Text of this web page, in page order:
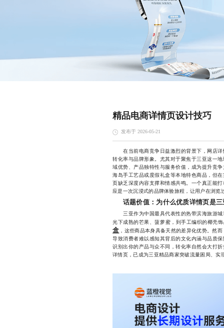
精品电商详情页设计技巧
发布于 2026-05-21
在当前电商竞争日益激烈的背景下，网店详
转化率与品牌形象。尤其对于聚焦于三亚这一
域优势、产品独特性与服务价值，成为提升竞
海岛手工艺品或度假礼盒等本地特色商品，但
页缺乏深度内容支撑和情感共鸣。一个真正能
应是一次沉浸式的品牌体验旅程，让用户在浏览
话题价值：为什么优质详情页是
三亚作为中国最具代表性的热带滨海旅游城
光下成熟的芒果、菠萝蜜，到手工编织的椰壳
盒 ，这些商品本身具备天然的差异化优势。然
导致消费者难以感知其背后的文化内涵与品质
识别出你的产品与众不同，转化率自然会大打
详情页，已成为三亚精品商家突破流量困局、实